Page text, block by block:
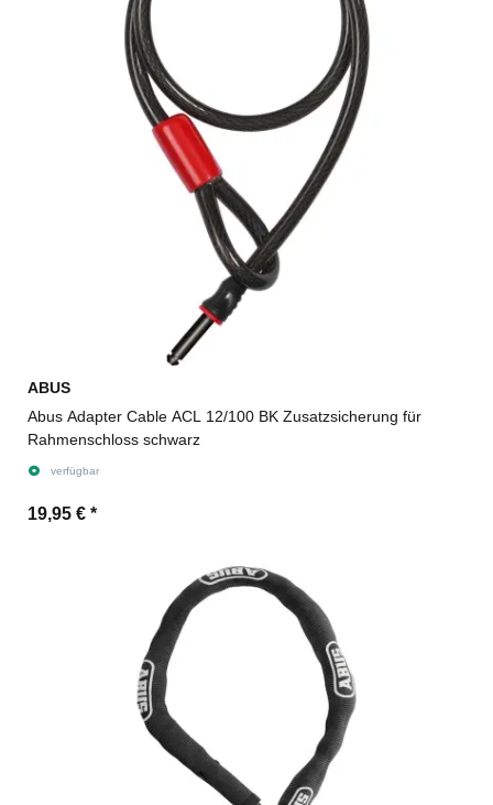
ABUS
Abus Adapter Cable ACL 12/100 BK Zusatzsicherung für
Rahmenschloss schwarz
verfügbar
19,95 € *